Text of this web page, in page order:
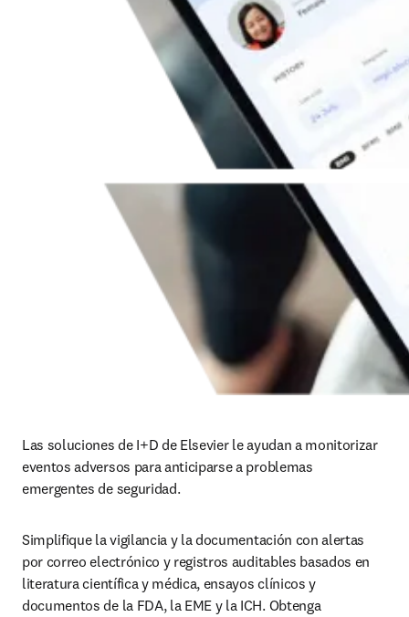
Las soluciones de I+D de Elsevier le ayudan a monitorizar
eventos adversos para anticiparse a problemas
emergentes de seguridad.
Simplifique la vigilancia y la documentación con alertas
por correo electrónico y registros auditables basados en
literatura científica y médica, ensayos clínicos y
documentos de la FDA, la EME y la ICH. Obtenga